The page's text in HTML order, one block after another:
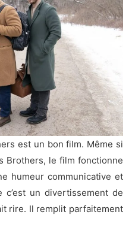
est un bon film. Même si
Brothers, le film fonctionne
humeur communicative et
un divertissement de
rire. Il remplit parfaitement